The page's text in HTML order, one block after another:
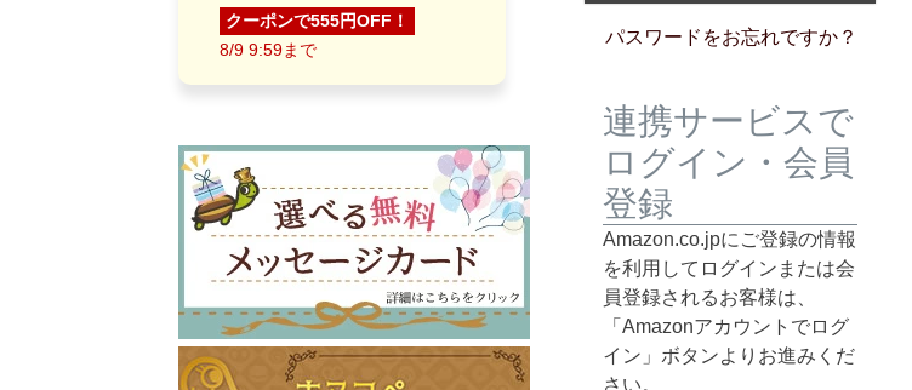
クーポンで555円OFF！
8/9 9:59まで
パスワードをお忘れですか？
連携サービスで
ログイン・会員
登録
Amazon.co.jpにご登録の情報
を利用してログインまたは会
員登録されるお客様は、
「Amazonアカウントでログ
イン」ボタンよりお進みくだ
さい。